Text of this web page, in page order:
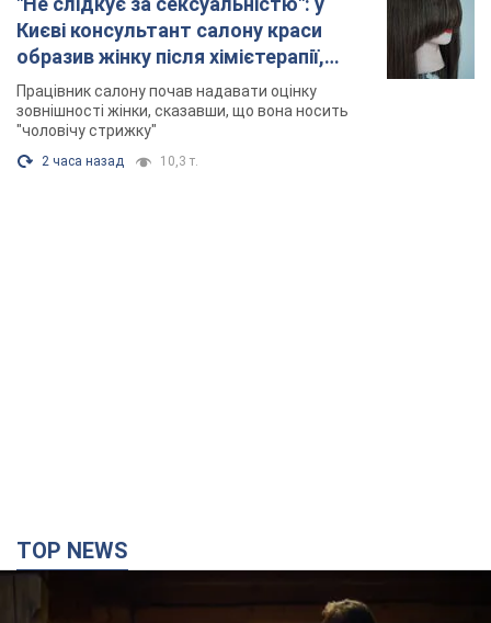
планується зустріч із Вучичем і не лише. Відео